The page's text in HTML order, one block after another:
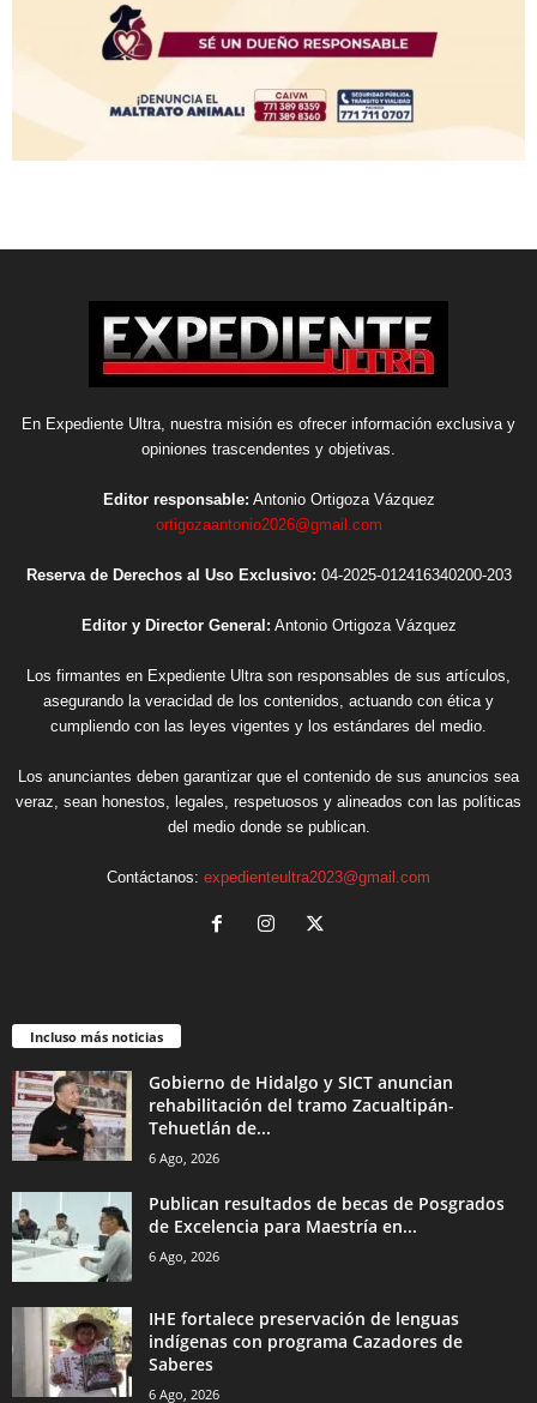
En Expediente Ultra, nuestra misión es ofrecer información exclusiva y
opiniones trascendentes y objetivas.
Editor responsable: Antonio Ortigoza Vázquez
ortigozaantonio2026@gmail.com
Reserva de Derechos al Uso Exclusivo: 04-2025-012416340200-203
Editor y Director General: Antonio Ortigoza Vázquez
Los firmantes en Expediente Ultra son responsables de sus artículos,
asegurando la veracidad de los contenidos, actuando con ética y
cumpliendo con las leyes vigentes y los estándares del medio.
Los anunciantes deben garantizar que el contenido de sus anuncios sea
veraz, sean honestos, legales, respetuosos y alineados con las políticas
del medio donde se publican.
Contáctanos: expedienteultra2023@gmail.com
Incluso más noticias
Gobierno de Hidalgo y SICT anuncian
rehabilitación del tramo Zacualtipán-
Tehuetlán de...
6 Ago, 2026
Publican resultados de becas de Posgrados
de Excelencia para Maestría en...
6 Ago, 2026
IHE fortalece preservación de lenguas
indígenas con programa Cazadores de
Saberes
6 Ago, 2026